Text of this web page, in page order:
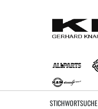
STICHWORTSUCHE